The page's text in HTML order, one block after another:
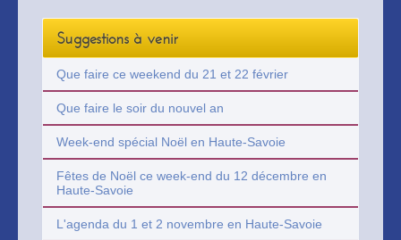
championnat.
Suggestions à venir
Que faire ce weekend du 21 et 22 février
Que faire le soir du nouvel an
Week-end spécial Noël en Haute-Savoie
Fêtes de Noël ce week-end du 12 décembre en
Haute-Savoie
L'agenda du 1 et 2 novembre en Haute-Savoie